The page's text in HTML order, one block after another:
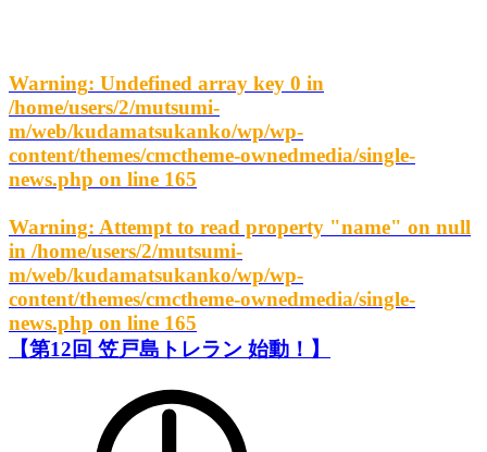
Warning: Undefined array key 0 in
/home/users/2/mutsumi-
m/web/kudamatsukanko/wp/wp-
content/themes/cmctheme-ownedmedia/single-
news.php on line 165
Warning: Attempt to read property "name" on null
in /home/users/2/mutsumi-
m/web/kudamatsukanko/wp/wp-
content/themes/cmctheme-ownedmedia/single-
news.php on line 165
【第12回 笠戸島トレラン 始動！】